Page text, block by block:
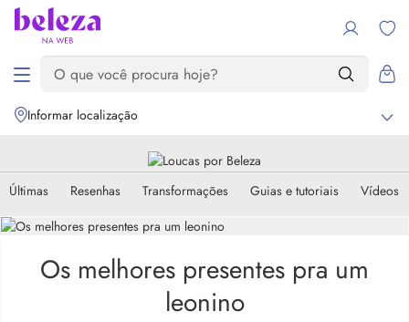
Informar localização
Últimas Resenhas Transformações Guias e tutoriais Vídeos
Os melhores presentes pra um
leonino